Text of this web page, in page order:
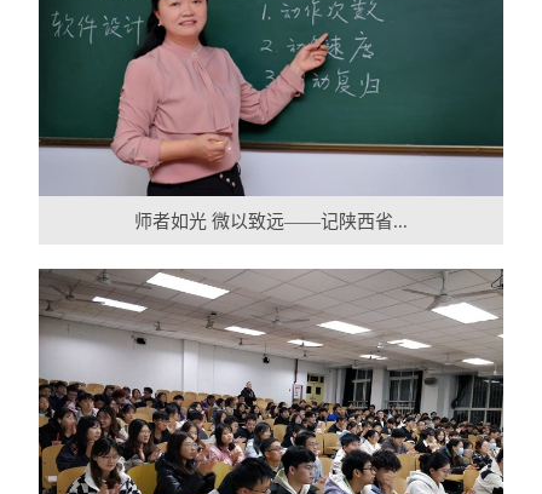
师者如光 微以致远——记陕西省...